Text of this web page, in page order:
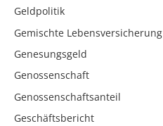
Geldpolitik
Gemischte Lebensversicherung
Genesungsgeld
Genossenschaft
Genossenschaftsanteil
Geschäftsbericht